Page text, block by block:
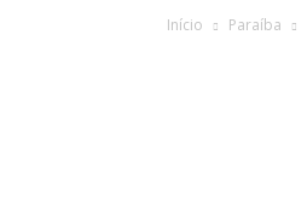
Início Paraíba